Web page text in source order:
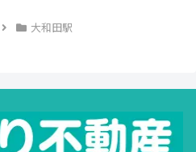
大和田駅